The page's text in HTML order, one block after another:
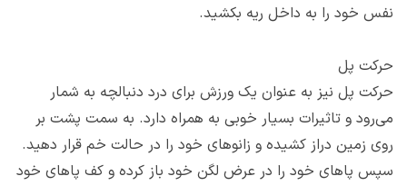
نفس خود را به داخل ریه بکشید.
حرکت پل
حرکت پل نیز به عنوان یک ورزش برای درد دنبالچه به شمار
می‌رود و تاثیرات بسیار خوبی به همراه دارد. به سمت پشت بر
روی زمین دراز کشیده و زانوهای خود را در حالت خم قرار دهید.
سپس پاهای خود را در عرض لگن خود باز کرده و کف پاهای خود